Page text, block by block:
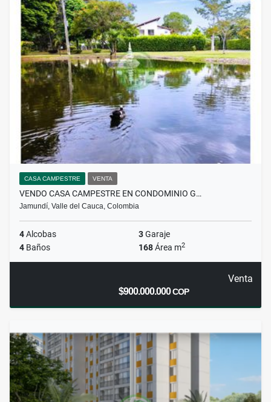
CASA CAMPESTRE VENTA
VENDO CASA CAMPESTRE EN CONDOMINIO G…
Jamundí, Valle del Cauca, Colombia
4Alcobas 3Garaje
4 Baños 168Área m2
Venta
$900.000.000COP